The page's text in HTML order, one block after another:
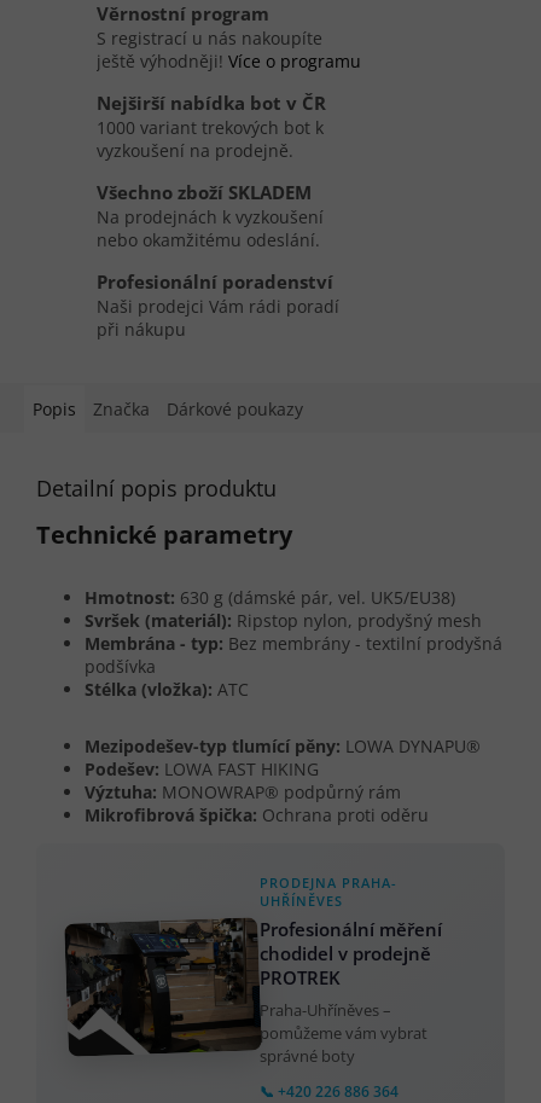
Věrnostní program
S registrací u nás nakoupíte
ještě výhodněji! Více o programu
Nejširší nabídka bot v ČR
1000 variant trekových bot k
vyzkoušení na prodejně.
Všechno zboží SKLADEM
Na prodejnách k vyzkoušení
nebo okamžitému odeslání.
Profesionální poradenství
Naši prodejci Vám rádi poradí
při nákupu
Popis Značka Dárkové poukazy
Detailní popis produktu
Technické parametry
Hmotnost: 630 g (dámské pár, vel. UK5/EU38)
Svršek (materiál): Ripstop nylon, prodyšný mesh
Membrána - typ: Bez membrány - textilní prodyšná
podšívka
Stélka (vložka): ATC
Mezipodešev-typ tlumící pěny: LOWA DYNAPU®
Podešev: LOWA FAST HIKING
Výztuha: MONOWRAP® podpůrný rám
Mikrofibrová špička: Ochrana proti oděru
PRODEJNA PRAHA-
UHŘÍNĚVES
Profesionální měření
chodidel v prodejně
PROTREK
Praha-Uhříněves –
pomůžeme vám vybrat
správné boty
📞 +420 226 886 364